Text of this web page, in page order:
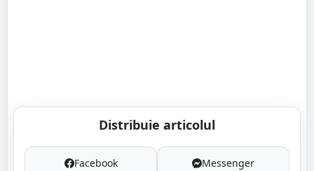
Distribuie articolul
Facebook Messenger